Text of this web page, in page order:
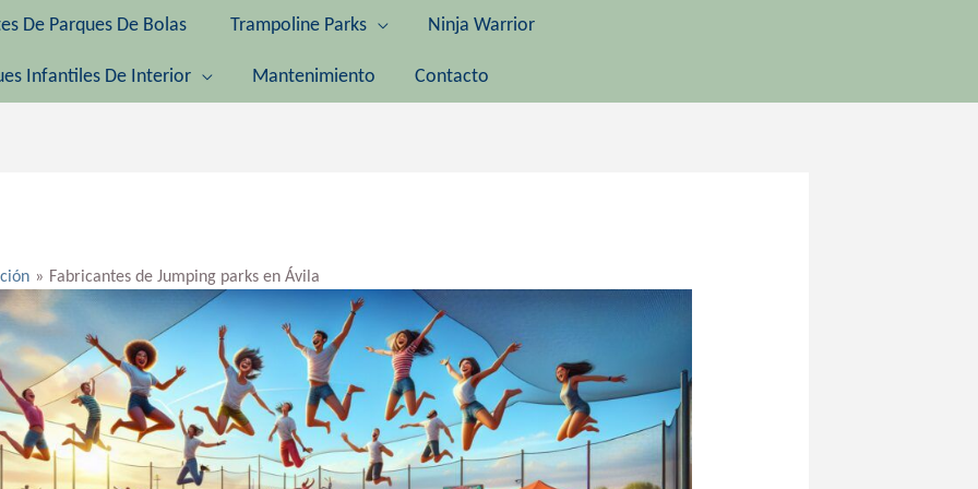
De Parques De Bolas Trampoline Parks Ninja Warrior
Infantiles De Interior Mantenimiento Contacto
Fabricantes de Jumping parks en Ávila